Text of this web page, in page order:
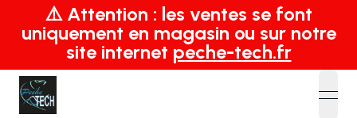
⚠️ Attention : les ventes se font
uniquement en magasin ou sur notre
site internet peche-tech.fr